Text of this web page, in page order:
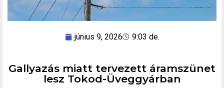
június 9, 2026 9:03 de.
Gallyazás miatt tervezett áramszünet
lesz Tokod-Üveggyárban